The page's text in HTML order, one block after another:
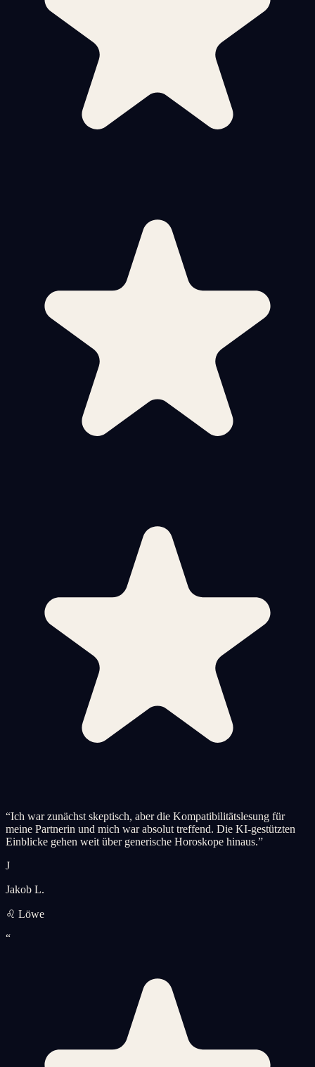
“Ich war zunächst skeptisch, aber die Kompatibilitätslesung für
meine Partnerin und mich war absolut treffend. Die KI-gestützten
Einblicke gehen weit über generische Horoskope hinaus.”
J
Jakob L.
♌ Löwe
“